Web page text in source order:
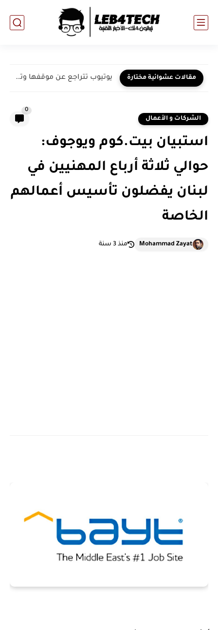
مقالات عشوائية مختارة يوتيوب تتراجع عن موقفها وتعلن عن تطبيق قادم لمنظومة عرض...
الشركات و الأعمال
0
استبيان بيت.كوم ويوجوف:
حوالي ثلاثة أرباع المهنيين في
لبنان يفضلون تأسيس أعمالهم
الخاصة
Mohammad Zayat منذ 3 سنة